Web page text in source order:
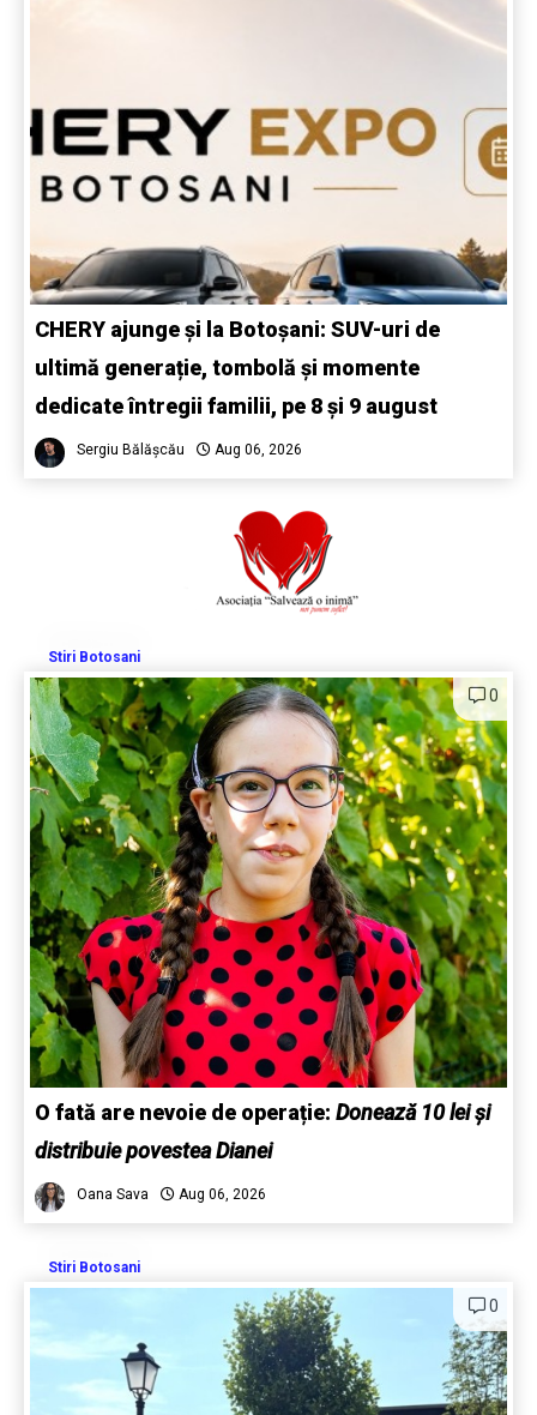
CHERY ajunge și la Botoșani: SUV-uri de
ultimă generație, tombolă și momente
dedicate întregii familii, pe 8 și 9 august
Sergiu Bălășcău Aug 06, 2026
Stiri Botosani
0
O fată are nevoie de operație: Donează 10 lei și
distribuie povestea Dianei
Oana Sava Aug 06, 2026
Stiri Botosani
0